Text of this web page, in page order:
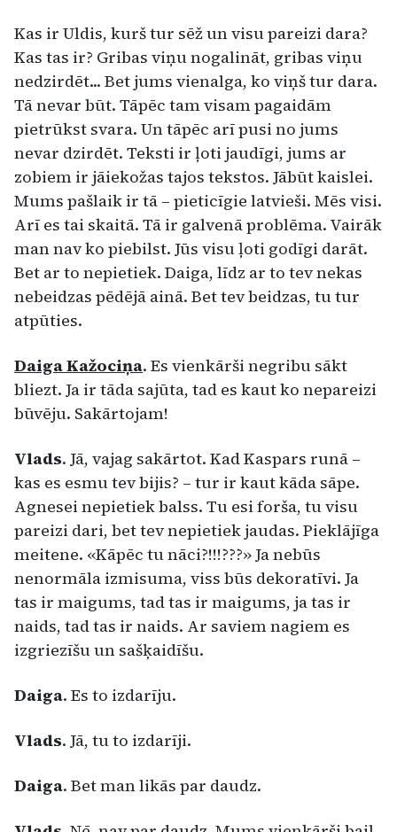
Kas ir Uldis, kurš tur sēž un visu pareizi dara?
Kas tas ir? Gribas viņu nogalināt, gribas viņu
nedzirdēt... Bet jums vienalga, ko viņš tur dara.
Tā nevar būt. Tāpēc tam visam pagaidām
pietrūkst svara. Un tāpēc arī pusi no jums
nevar dzirdēt. Teksti ir ļoti jaudīgi, jums ar
zobiem ir jāiekožas tajos tekstos. Jābūt kaislei.
Mums pašlaik ir tā – pieticīgie latvieši. Mēs visi.
Arī es tai skaitā. Tā ir galvenā problēma. Vairāk
man nav ko piebilst. Jūs visu ļoti godīgi darāt.
Bet ar to nepietiek. Daiga, līdz ar to tev nekas
nebeidzas pēdējā ainā. Bet tev beidzas, tu tur
atpūties.
Daiga Kažociņa. Es vienkārši negribu sākt
bliezt. Ja ir tāda sajūta, tad es kaut ko nepareizi
būvēju. Sakārtojam!
Vlads. Jā, vajag sakārtot. Kad Kaspars runā –
kas es esmu tev bijis? – tur ir kaut kāda sāpe.
Agnesei nepietiek balss. Tu esi forša, tu visu
pareizi dari, bet tev nepietiek jaudas. Pieklājīga
meitene. «Kāpēc tu nāci?!!!???» Ja nebūs
nenormāla izmisuma, viss būs dekoratīvi. Ja
tas ir maigums, tad tas ir maigums, ja tas ir
naids, tad tas ir naids. Ar saviem nagiem es
izgriezīšu un sašķaidīšu.
Daiga. Es to izdarīju.
Vlads. Jā, tu to izdarīji.
Daiga. Bet man likās par daudz.